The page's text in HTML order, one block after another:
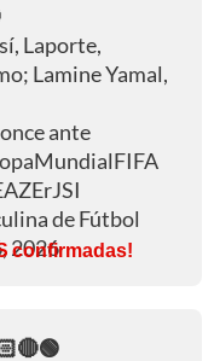
Laporte,
Lamine Yamal,
ante
de Fútbol
2026
confirmadas!